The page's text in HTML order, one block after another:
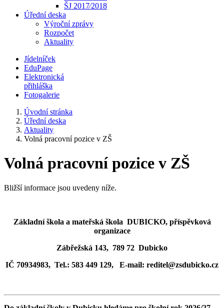
ŠJ 2017⁄2018
Úřední deska
Výroční zprávy
Rozpočet
Aktuality
Jídelníček
EduPage
Elektronická
přihláška
Fotogalerie
Úvodní stránka
Úřední deska
Aktuality
Volná pracovní pozice v ZŠ
Volná pracovní pozice v ZŠ
Bližší informace jsou uvedeny níže.
Základní škola a mateřská škola DUBICKO, příspěvková
organizace
Zábřežská 143, 789 72 Dubicko
IČ 70934983, Tel.: 583 449 129, E-mail: reditel@zsdubicko.cz